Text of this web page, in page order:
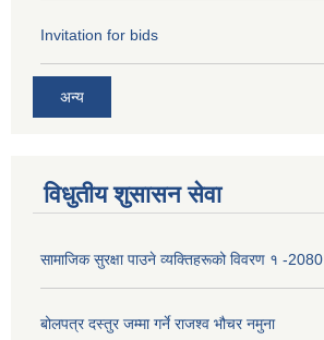
Invitation for bids
अन्य
विधुतीय शुसासन सेवा
सामाजिक सुरक्षा पाउने व्यक्तिहरूको विवरण १ -2080
बोलपत्र दस्तुर जम्मा गर्ने राजश्व भौचर नमुना